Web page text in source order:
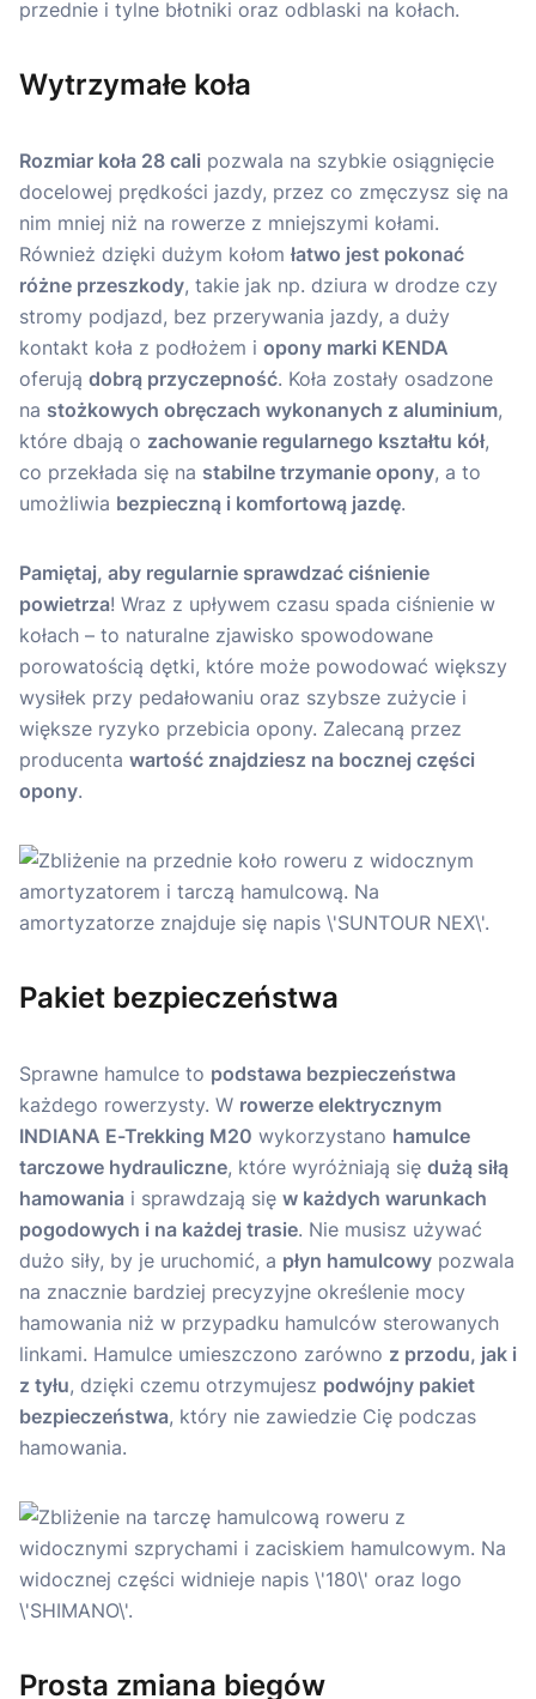
Wytrzymałe koła
Rozmiar koła 28 cali pozwala na szybkie osiągnięcie
docelowej prędkości jazdy, przez co zmęczysz się na
nim mniej niż na rowerze z mniejszymi kołami.
Również dzięki dużym kołom łatwo jest pokonać
różne przeszkody, takie jak np. dziura w drodze czy
stromy podjazd, bez przerywania jazdy, a duży
kontakt koła z podłożem i opony marki KENDA
oferują dobrą przyczepność. Koła zostały osadzone
na stożkowych obręczach wykonanych z aluminium,
które dbają o zachowanie regularnego kształtu kół,
co przekłada się na stabilne trzymanie opony, a to
umożliwia bezpieczną i komfortową jazdę.
Pamiętaj, aby regularnie sprawdzać ciśnienie
powietrza! Wraz z upływem czasu spada ciśnienie w
kołach – to naturalne zjawisko spowodowane
porowatością dętki, które może powodować większy
wysiłek przy pedałowaniu oraz szybsze zużycie i
większe ryzyko przebicia opony. Zalecaną przez
producenta wartość znajdziesz na bocznej części
opony.
Pakiet bezpieczeństwa
Sprawne hamulce to podstawa bezpieczeństwa
każdego rowerzysty. W rowerze elektrycznym
INDIANA E-Trekking M20 wykorzystano hamulce
tarczowe hydrauliczne, które wyróżniają się dużą siłą
hamowania i sprawdzają się w każdych warunkach
pogodowych i na każdej trasie. Nie musisz używać
dużo siły, by je uruchomić, a płyn hamulcowy pozwala
na znacznie bardziej precyzyjne określenie mocy
hamowania niż w przypadku hamulców sterowanych
linkami. Hamulce umieszczono zarówno z przodu, jak i
z tyłu, dzięki czemu otrzymujesz podwójny pakiet
bezpieczeństwa, który nie zawiedzie Cię podczas
hamowania.
Prosta zmiana biegów